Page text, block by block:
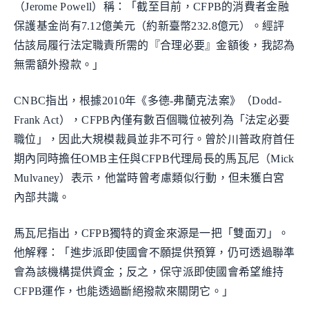
（Jerome Powell）稱：「截至目前，CFPB的消費者金融
保護基金尚有7.12億美元（約新臺幣232.8億元）。經評
估該局履行法定職責所需的『合理必要』金額後，我認為
無需額外撥款。」
CNBC指出，根據2010年《多德-弗蘭克法案》（Dodd-
Frank Act），CFPB內僅有數百個職位被列為「法定必要
職位」，因此大規模裁員並非不可行。曾於川普政府首任
期內同時擔任OMB主任與CFPB代理局長的馬瓦尼（Mick
Mulvaney）表示，他當時曾考慮類似行動，但未獲白宮
內部共識。
馬瓦尼指出，CFPB獨特的資金來源是一把「雙面刃」。
他解釋：「進步派即使國會不願提供預算，仍可透過聯準
會為該機構提供資金；反之，保守派即使國會希望維持
CFPB運作，也能透過斷絕撥款來關閉它。」